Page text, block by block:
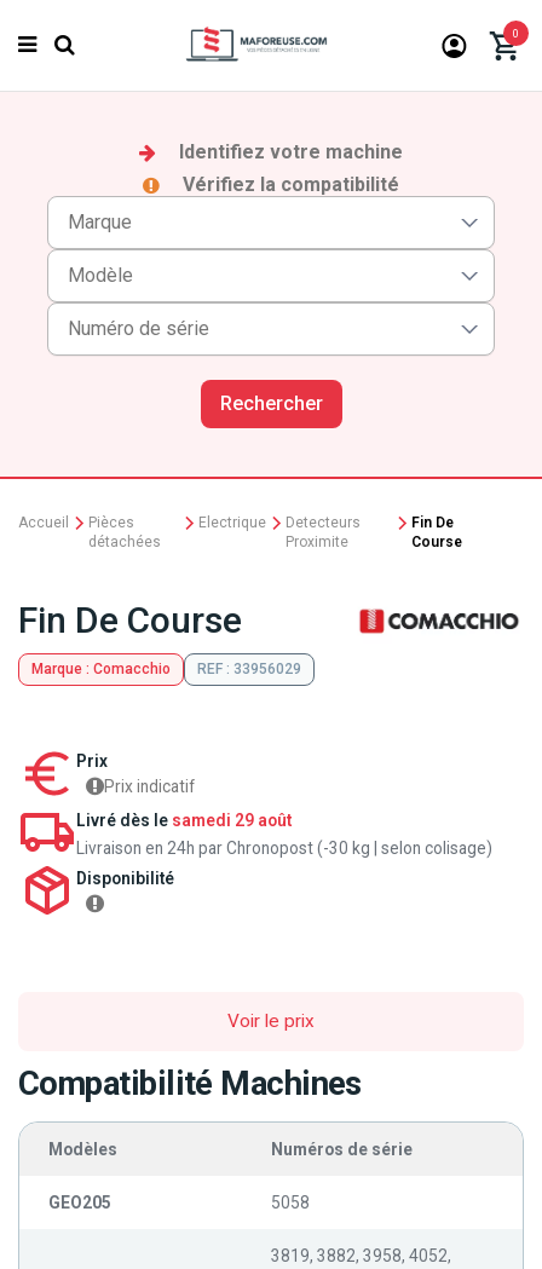
0
Identifiez votre machine
Vérifiez la compatibilité
Rechercher
Accueil
Pièces
détachées
Electrique
Detecteurs
Proximite
Fin De
Course
Fin De Course
Marque : Comacchio REF : 33956029
Prix
Prix indicatif
Livré dès le samedi 29 août
Livraison en 24h par Chronopost (-30 kg | selon colisage)
Disponibilité
Voir le prix
Compatibilité Machines
Modèles Numéros de série
GEO205 5058
3819, 3882, 3958, 4052,